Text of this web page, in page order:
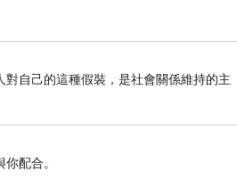
活動看起來很精彩，我們
敲打合奏唷
自己的這種假裝，是社會關係維持的主
配合。